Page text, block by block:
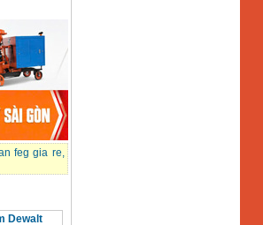
feg gia re,
Dewalt